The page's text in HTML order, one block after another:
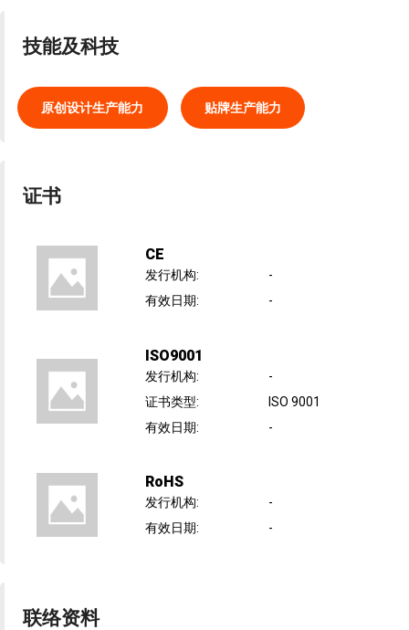
技能及科技
原创设计生产能力 贴牌生产能力
证书
CE
发行机构:
-
有效日期: -
ISO9001
发行机构:
-
证书类型:
ISO 9001
有效日期: -
RoHS
发行机构:
-
有效日期: -
联络资料